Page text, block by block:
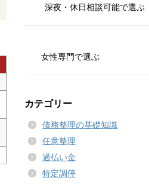
深夜・休日相談可能で選ぶ
女性専門で選ぶ
カテゴリー
債務整理の基礎知識
任意整理
過払い金
特定調停